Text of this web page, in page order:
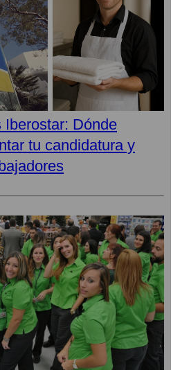
Iberostar: Dónde
tu candidatura y